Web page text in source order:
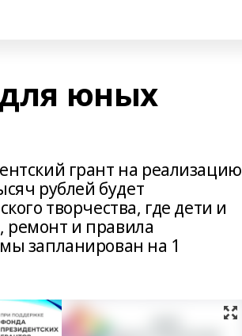
для юных
грант на реализацию
рублей будет
творчества, где дети и
ремонт и правила
запланирован на 1